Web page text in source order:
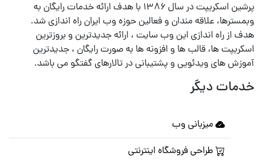
پرشین اسکریپت در سال ۱۳۸۶ با هدف ارائه خدمات رایگان به
وبمسترها، علاقه مندان و فعالین حوزه وب ایران راه اندازی شد.
هدف از راه اندازی این وب سایت ، ارائه جدیدترین و بروزترین
اسکریپت ها، قالب ها و افزونه ها به صورت رایگان ، جدیدترین
آموزش های ویدئویی و پشتیبانی در تالارهای گفتگو می باشد.
خدمات دیگر
میزبانی وب
طراحی فروشگاه اینترنتی